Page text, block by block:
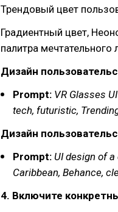
Трендовый цвет
Градиентный цвет,
палитра мечтательного
Дизайн
Prompt: VR Glasses
tech, futuristic,
Дизайн
Prompt: UI design of
Caribbean, Behance,
4. Включите